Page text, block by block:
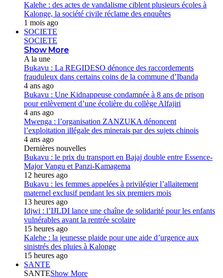
Kalehe : des actes de vandalisme ciblent plusieurs écoles à
Kalonge, la société civile réclame des enquêtes
1 mois ago
SOCIETE
SOCIETE
Show More
A la une
Bukavu : La REGIDESO dénonce des raccordements
frauduleux dans certains coins de la commune d’Ibanda
4 ans ago
Bukavu : Une Kidnappeuse condamnée à 8 ans de prison
pour enlèvement d’une écolière du collège Alfajiri
4 ans ago
Mwenga : l’organisation ZANZUKA dénoncent
l’exploitation illégale des minerais par des sujets chinois
4 ans ago
Dernières nouvelles
Bukavu : le prix du transport en Bajaj double entre Essence-
Major Vangu et Panzi-Kamagema
12 heures ago
Bukavu : les femmes appelées à privilégier l’allaitement
maternel exclusif pendant les six premiers mois
13 heures ago
Idjwi : l’IJLDI lance une chaîne de solidarité pour les enfants
vulnérables avant la rentrée scolaire
15 heures ago
Kalehe : la jeunesse plaide pour une aide d’urgence aux
sinistrés des pluies à Kalonge
15 heures ago
SANTE
SANTEShow More